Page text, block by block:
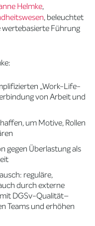
Helmke,
, beleuchtet
Führung
„Work-Life-
von Arbeit und
um Motive, Rollen
gegen Überlastung als
reguläre,
durch externe
DGSv-Qualität–
Teams und erhöhen